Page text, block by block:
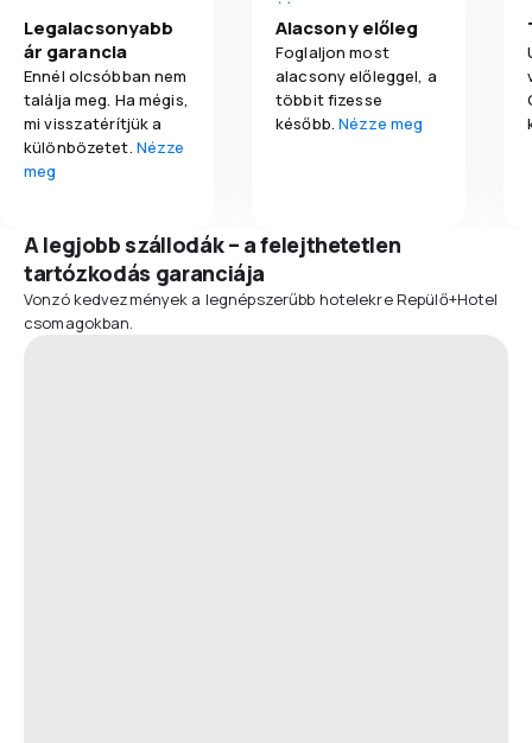
Legalacsonyabb
ár garancia
Ennél olcsóbban nem
találja meg. Ha mégis,
mi visszatérítjük a
különbözetet. Nézze
meg
Alacsony előleg
Foglaljon most
alacsony előleggel, a
többit fizesse
később.Nézze meg
A legjobb szállodák – a felejthetetlen
tartózkodás garanciája
Vonzó kedvezmények a legnépszerűbb hotelekre Repülő+Hotel
csomagokban.